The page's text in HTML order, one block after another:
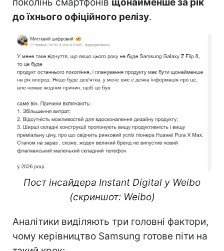
до їхнього офіційного релізу.
Пост інсайдера Instant Digital у Weibo
(скриншот: Weibo)
Аналітики виділяють три головні фактори,
чому керівництво Samsung готове піти на